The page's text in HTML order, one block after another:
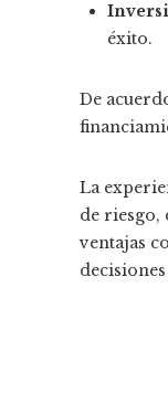
éxito.
De
La
de riesgo,
ventajas